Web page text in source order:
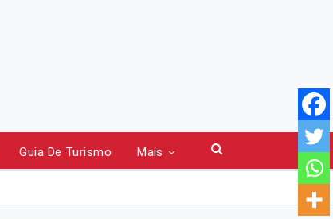
Guia De Turismo Mais